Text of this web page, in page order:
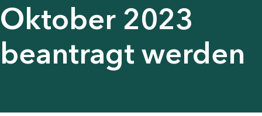
Oktober 2023
beantragt werden